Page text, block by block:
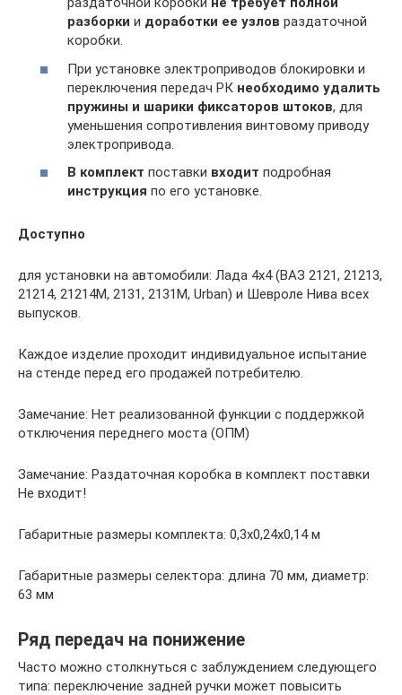
разборки и доработки ее узлов раздаточной
коробки.
При установке электроприводов блокировки и
переключения передач РК необходимо удалить
пружины и шарики фиксаторов штоков, для
уменьшения сопротивления винтовому приводу
электропривода.
В комплект поставки входит подробная
инструкция по его установке.
Доступно
для установки на автомобили: Лада 4х4 (ВАЗ 2121, 21213,
21214, 21214М, 2131, 2131М, Urban) и Шевроле Нива всех
выпусков.
Каждое изделие проходит индивидуальное испытание
на стенде перед его продажей потребителю.
Замечание: Нет реализованной функции с поддержкой
отключения переднего моста (ОПМ)
Замечание: Раздаточная коробка в комплект поставки
Не входит!
Габаритные размеры комплекта: 0,3х0,24х0,14 м
Габаритные размеры селектора: длина 70 мм, диаметр:
63 мм
Ряд передач на понижение
Часто можно столкнуться с заблуждением следующего
типа: переключение задней ручки может повысить